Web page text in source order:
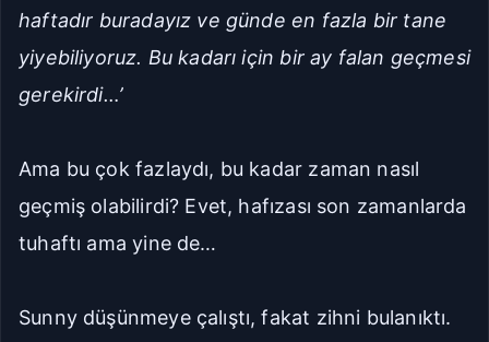
haftadır buradayız ve günde en fazla bir tane
yiyebiliyoruz. Bu kadarı için bir ay falan geçmesi
gerekirdi…’
Ama bu çok fazlaydı, bu kadar zaman nasıl
geçmiş olabilirdi? Evet, hafızası son zamanlarda
tuhaftı ama yine de…
Sunny düşünmeye çalıştı, fakat zihni bulanıktı.